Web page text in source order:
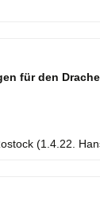
für den
(1.4.22.